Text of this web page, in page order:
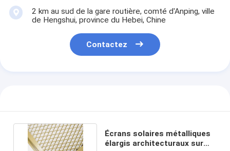
2 km au sud de la gare routière, comté d'Anping, ville
de Hengshui, province du Hebei, Chine
Contactez
Écrans solaires métalliques
élargis architecturaux sur